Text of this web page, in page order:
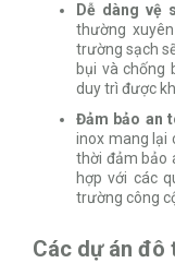
Dễ dàng vệ
thường
trường sạch
bụi và chống
duy trì được
Đảm bảo an
inox mang lại
thời đảm bảo
hợp với các
trường công
Các dự án đô